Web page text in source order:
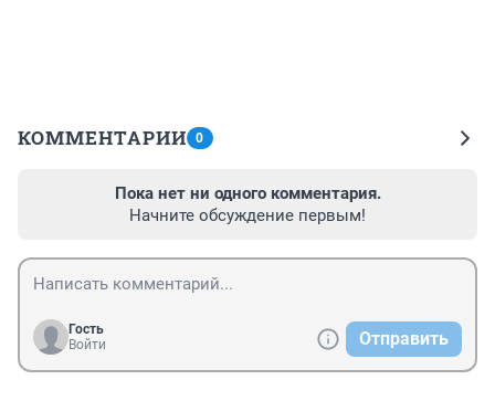
КОММЕНТАРИИ 0
Пока нет ни одного комментария.
Начните обсуждение первым!
Гость
Войти
Отправить